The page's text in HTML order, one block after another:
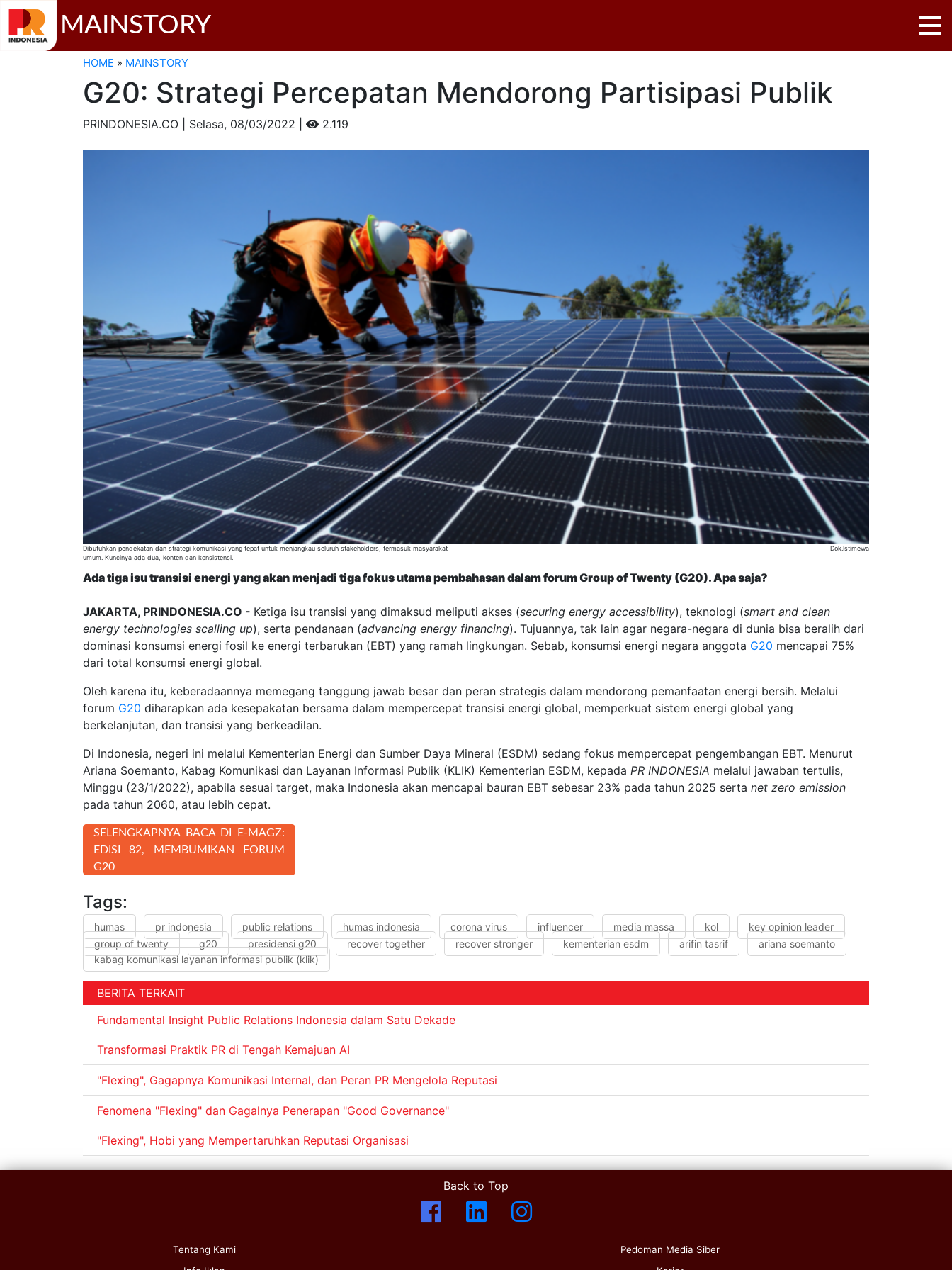
MAINSTORY
HOME » MAINSTORY
G20: Strategi Percepatan Mendorong Partisipasi Publik
PRINDONESIA.CO | Selasa, 08/03/2022 | 2.119
Dibutuhkan pendekatan dan strategi komunikasi yang tepat untuk menjangkau seluruh stakeholders, termasuk masyarakat
umum. Kuncinya ada dua, konten dan konsistensi.
Dok.Istimewa
Ada tiga isu transisi energi yang akan menjadi tiga fokus utama pembahasan dalam forum Group of Twenty (G20). Apa saja?
JAKARTA, PRINDONESIA.CO - Ketiga isu transisi yang dimaksud meliputi akses (securing energy accessibility), teknologi (smart and clean
energy technologies scalling up), serta pendanaan (advancing energy financing). Tujuannya, tak lain agar negara-negara di dunia bisa beralih dari
dominasi konsumsi energi fosil ke energi terbarukan (EBT) yang ramah lingkungan. Sebab, konsumsi energi negara anggota G20 mencapai 75%
dari total konsumsi energi global.
Oleh karena itu, keberadaannya memegang tanggung jawab besar dan peran strategis dalam mendorong pemanfaatan energi bersih. Melalui
forum G20 diharapkan ada kesepakatan bersama dalam mempercepat transisi energi global, memperkuat sistem energi global yang
berkelanjutan, dan transisi yang berkeadilan.
Di Indonesia, negeri ini melalui Kementerian Energi dan Sumber Daya Mineral (ESDM) sedang fokus mempercepat pengembangan EBT. Menurut
Ariana Soemanto, Kabag Komunikasi dan Layanan Informasi Publik (KLIK) Kementerian ESDM, kepada PR INDONESIA melalui jawaban tertulis,
Minggu (23/1/2022), apabila sesuai target, maka Indonesia akan mencapai bauran EBT sebesar 23% pada tahun 2025 serta net zero emission
pada tahun 2060, atau lebih cepat.
SELENGKAPNYA BACA DI E-MAGZ:
EDISI 82, MEMBUMIKAN FORUM
G20
Tags:
humas pr indonesia public relations humas indonesia corona virus influencer media massa kol
key opinion leader
group of twenty
g20 presidensi g20 recover together recover stronger kementerian esdm arifin tasrif
ariana soemanto
kabag komunikasi layanan informasi publik (klik)
BERITA TERKAIT
Fundamental Insight Public Relations Indonesia dalam Satu Dekade
Transformasi Praktik PR di Tengah Kemajuan AI
"Flexing", Gagapnya Komunikasi Internal, dan Peran PR Mengelola Reputasi
Fenomena "Flexing" dan Gagalnya Penerapan "Good Governance"
"Flexing", Hobi yang Mempertaruhkan Reputasi Organisasi
Back to Top
Tentang Kami
Pedoman Media Siber